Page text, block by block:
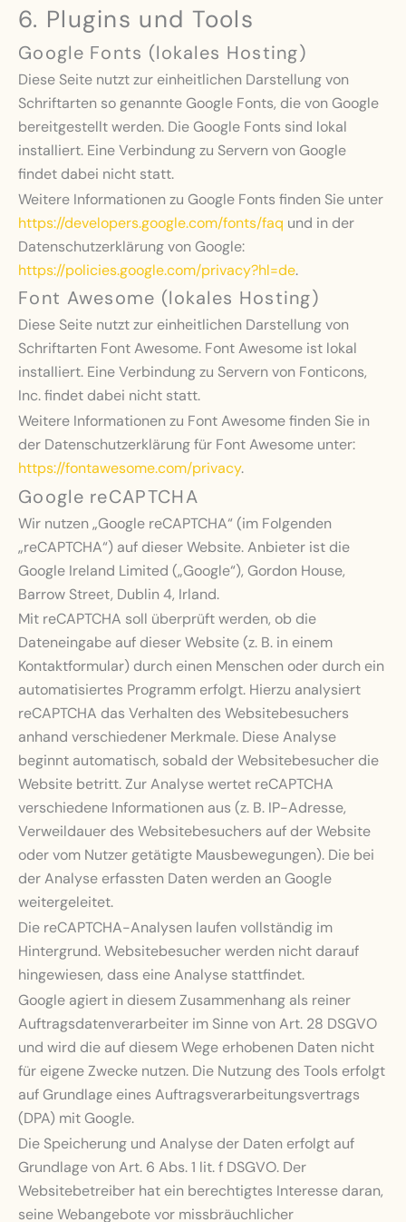
6. Plugins und Tools
Google Fonts (lokales Hosting)
Diese Seite nutzt zur einheitlichen Darstellung von
Schriftarten so genannte Google Fonts, die von Google
bereitgestellt werden. Die Google Fonts sind lokal
installiert. Eine Verbindung zu Servern von Google
findet dabei nicht statt.
Weitere Informationen zu Google Fonts finden Sie unter
https://developers.google.com/fonts/faq und in der
Datenschutzerklärung von Google:
https://policies.google.com/privacy?hl=de.
Font Awesome (lokales Hosting)
Diese Seite nutzt zur einheitlichen Darstellung von
Schriftarten Font Awesome. Font Awesome ist lokal
installiert. Eine Verbindung zu Servern von Fonticons,
Inc. findet dabei nicht statt.
Weitere Informationen zu Font Awesome finden Sie in
der Datenschutzerklärung für Font Awesome unter:
https://fontawesome.com/privacy.
Google reCAPTCHA
Wir nutzen „Google reCAPTCHA“ (im Folgenden
„reCAPTCHA“) auf dieser Website. Anbieter ist die
Google Ireland Limited („Google“), Gordon House,
Barrow Street, Dublin 4, Irland.
Mit reCAPTCHA soll überprüft werden, ob die
Dateneingabe auf dieser Website (z. B. in einem
Kontaktformular) durch einen Menschen oder durch ein
automatisiertes Programm erfolgt. Hierzu analysiert
reCAPTCHA das Verhalten des Websitebesuchers
anhand verschiedener Merkmale. Diese Analyse
beginnt automatisch, sobald der Websitebesucher die
Website betritt. Zur Analyse wertet reCAPTCHA
verschiedene Informationen aus (z. B. IP-Adresse,
Verweildauer des Websitebesuchers auf der Website
oder vom Nutzer getätigte Mausbewegungen). Die bei
der Analyse erfassten Daten werden an Google
weitergeleitet.
Die reCAPTCHA-Analysen laufen vollständig im
Hintergrund. Websitebesucher werden nicht darauf
hingewiesen, dass eine Analyse stattfindet.
Google agiert in diesem Zusammenhang als reiner
Auftragsdatenverarbeiter im Sinne von Art. 28 DSGVO
und wird die auf diesem Wege erhobenen Daten nicht
für eigene Zwecke nutzen. Die Nutzung des Tools erfolgt
auf Grundlage eines Auftragsverarbeitungsvertrags
(DPA) mit Google.
Die Speicherung und Analyse der Daten erfolgt auf
Grundlage von Art. 6 Abs. 1 lit. f DSGVO. Der
Websitebetreiber hat ein berechtigtes Interesse daran,
seine Webangebote vor missbräuchlicher